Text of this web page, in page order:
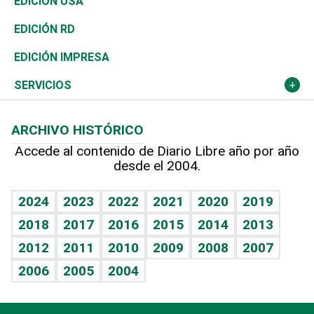
Ocenanía
Caribe
Resto del mundo
Telecom.
Global y variable
Economía personal
Sociales
Novedades
Podcast Arte Libre
Hablando con el pediatra
Vida y familia
Eñe
Celebrando la vida
Sin complejos
En pocas palabras
Tenis
Olimpismo
Más deportes
Línea de hit
TBT Deportivo
El Espía
Noticiero Poteleche
Columnistas
Más firmas
Historia
Martes de tecnología
Cambio climático
Revista
Deportes
Opinión
Hecho en casa
Guía del dinero
EDICIÓN RD
EDICIÓN IMPRESA
SERVICIOS
Cumpleaños
Horóscopos
Crucigramas
ARCHIVO HISTÓRICO
Accede al contenido de Diario Libre año por año
desde el 2004.
2024 2023 2022 2021 2020
2019
2018
2017 2016 2015 2014
2013
2012
2011 2010 2009 2008
2007
2006
2005 2004